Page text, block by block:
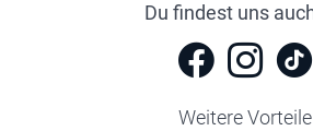
Du findest uns
Weitere Vorteile